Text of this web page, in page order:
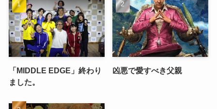
「MIDDLE EDGE」終わり
ました。
凶悪で愛すべき父親